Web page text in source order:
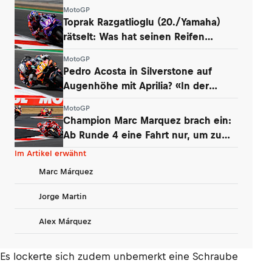
MotoGP
Toprak Razgatlioglu (20./Yamaha)
rätselt: Was hat seinen Reifen
MotoGP
Pedro Acosta in Silverstone auf
Augenhöhe mit Aprilia? «In der
MotoGP
Champion Marc Marquez brach ein:
Ab Runde 4 eine Fahrt nur, um zu
überleben
Im Artikel erwähnt
Marc Márquez
Jorge Martin
Alex Márquez
Es lockerte sich zudem unbemerkt eine Schraube